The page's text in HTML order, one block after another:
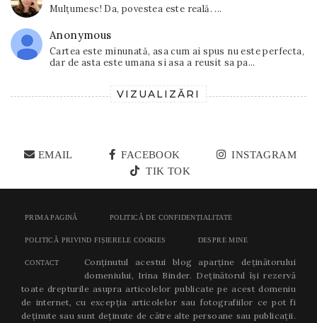
Mulțumesc! Da, povestea este reală. ...
Anonymous
Cartea este minunată, asa cum ai spus nu este perfecta,
dar de asta este umana si asa a reusit sa pa...
VIZUALIZĂRI
EMAIL FACEBOOK
INSTAGRAM
TIK TOK
PRIMA PAGINĂ POLITICĂ DE CONFIDENȚIALITATE
POLITICĂ PRIVIND FIȘIERELE COOKIES DESPRE MINE
CONTACT
Conținutul acestui blog aparține deținătorului
domeniului, Irina Binder. Deținătorul își rezervă
toate drepturile asupra articolelor publicate pe acest domeniu
de internet, cu excepția articolelor sau fotografiilor ce pot fi
deținute sau sunt deținute de către alte persoane sau publicații.